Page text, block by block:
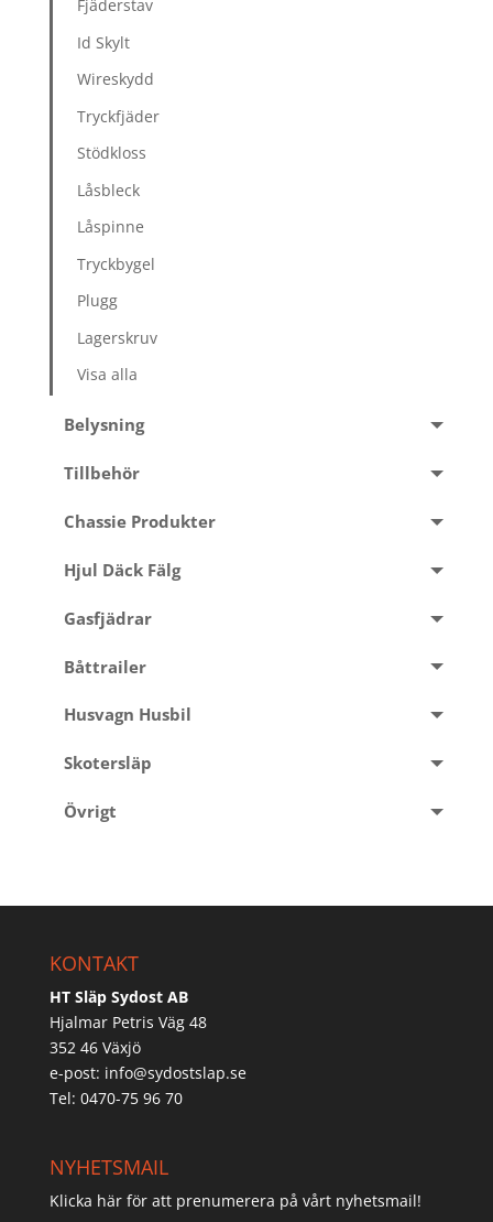
Fjäderstav
Id Skylt
Wireskydd
Tryckfjäder
Stödkloss
Låsbleck
Låspinne
Tryckbygel
Plugg
Lagerskruv
Visa alla
Belysning
Tillbehör
Chassie Produkter
Hjul Däck Fälg
Gasfjädrar
Båttrailer
Husvagn Husbil
Skotersläp
Övrigt
KONTAKT
HT Släp Sydost AB
Hjalmar Petris Väg 48
352 46 Växjö
e-post: info@sydostslap.se
Tel: 0470-75 96 70
NYHETSMAIL
Klicka här för att prenumerera på vårt nyhetsmail!